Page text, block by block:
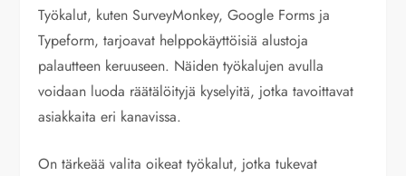
Työkalut, kuten SurveyMonkey, Google Forms ja
Typeform, tarjoavat helppokäyttöisiä alustoja
palautteen keruuseen. Näiden työkalujen avulla
voidaan luoda räätälöityjä kyselyitä, jotka tavoittavat
asiakkaita eri kanavissa.
On tärkeää valita oikeat työkalut, jotka tukevat